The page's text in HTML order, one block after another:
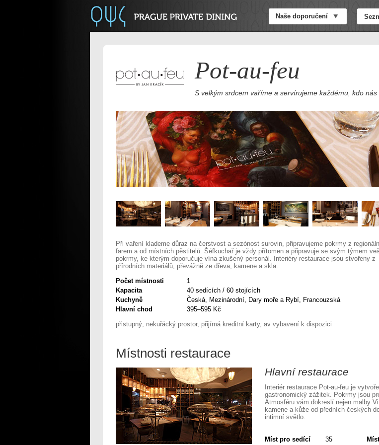
Naše doporučení
Pot-au-feu
S velkým srdcem vaříme a servírujeme každému, kdo nás
Při vaření klademe důraz na čerstvost a sezónost surovin, připravujeme pokrmy z
farem a od místních pěstitelů. Šéfkuchař je vždy přítomen a připravuje se svým týmem
pokrmy, ke kterým doporučuje vína zkušený personál. Interiéry restaurace jsou stvořeny z
přírodních materiálů, převážně ze dřeva, kamene a skla.
Počet místnosti
1
Kapacita
40 sedících / 60 stojících
Kuchyně
Česká, Mezinárodní, Dary moře a Rybí, Francouzská
Hlavní chod
395–595 Kč
přistupný, nekuřácký prostor, přijímá kreditní karty, av vybavení k dispozici
Místnosti restaurace
Hlavní restaurace
Interiér restaurace Pot-au-feu je
gastronomický zážitek. Pokrmy jsou
Atmosféru vám dokreslí nejen malby
kamene a kůže od předních českých
intimní světlo.
Míst pro sedící 35